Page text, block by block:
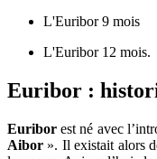
L'Euribor 9 mois
L'Euribor 12 mois.
Euribor :
Euribor est né avec
Aibor ». Il existait alors